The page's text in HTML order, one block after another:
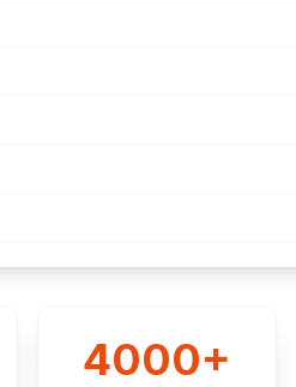
4000+